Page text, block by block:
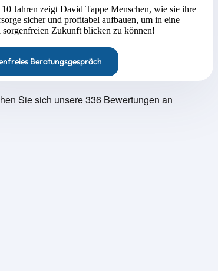
10 Jahren zeigt David Tappe Menschen, wie sie ihre
sicher und profitabel aufbauen, um in eine
sorgenfreien Zukunft blicken zu können!
Beratungsgespräch